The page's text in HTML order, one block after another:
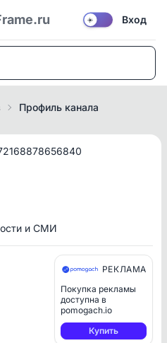
☀️ Вход
Профиль канала
и СМИ
РЕКЛАМА
Покупка рекламы
доступна в
pomogach.io
Купить